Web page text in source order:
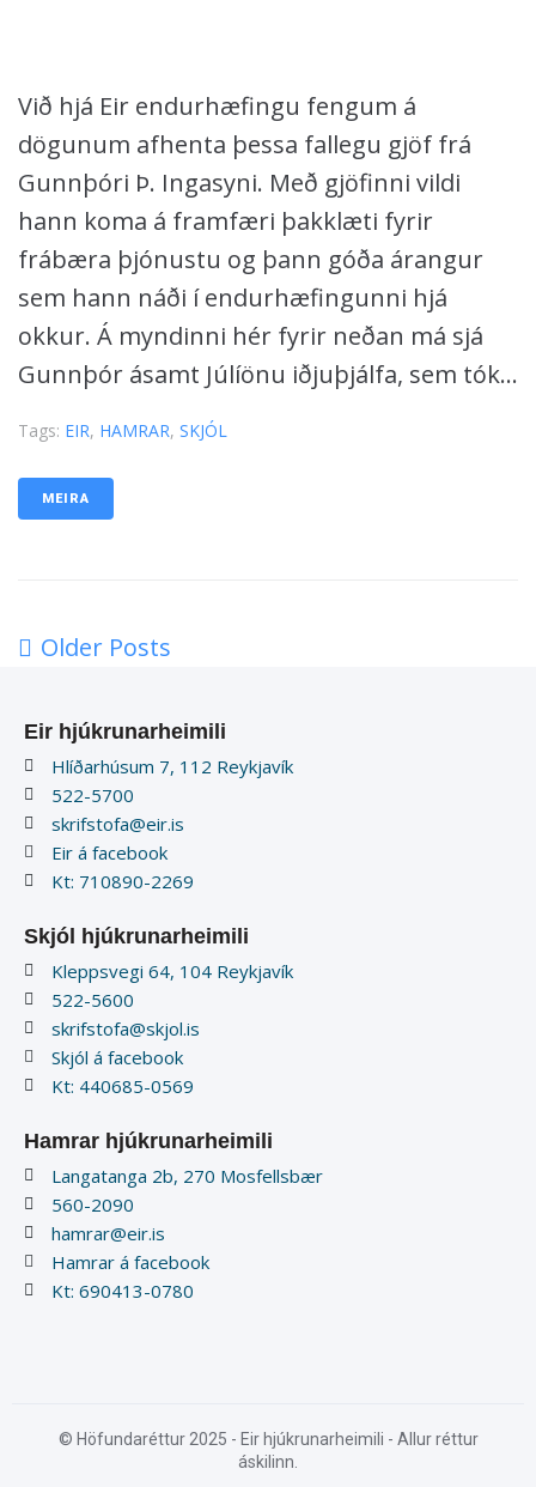
Við hjá Eir endurhæfingu fengum á
dögunum afhenta þessa fallegu gjöf frá
Gunnþóri Þ. Ingasyni. Með gjöfinni vildi
hann koma á framfæri þakklæti fyrir
frábæra þjónustu og þann góða árangur
sem hann náði í endurhæfingunni hjá
okkur. Á myndinni hér fyrir neðan má sjá
Gunnþór ásamt Júlíönu iðjuþjálfa, sem tók...
Tags: EIR, HAMRAR, SKJÓL
MEIRA
Older Posts
Eir hjúkrunarheimili
Hlíðarhúsum 7, 112 Reykjavík
522-5700
skrifstofa@eir.is
Eir á facebook
Kt: 710890-2269
Skjól hjúkrunarheimili
Kleppsvegi 64, 104 Reykjavík
522-5600
skrifstofa@skjol.is
Skjól á facebook
Kt: 440685-0569
Hamrar hjúkrunarheimili
Langatanga 2b, 270 Mosfellsbær
560-2090
hamrar@eir.is
Hamrar á facebook
Kt: 690413-0780
© Höfundaréttur 2025 - Eir hjúkrunarheimili - Allur réttur
áskilinn.